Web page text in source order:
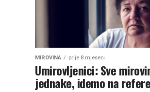
MIROVINA prije 8 mjeseci
Umirovljenici: Sve
jednake, idemo na